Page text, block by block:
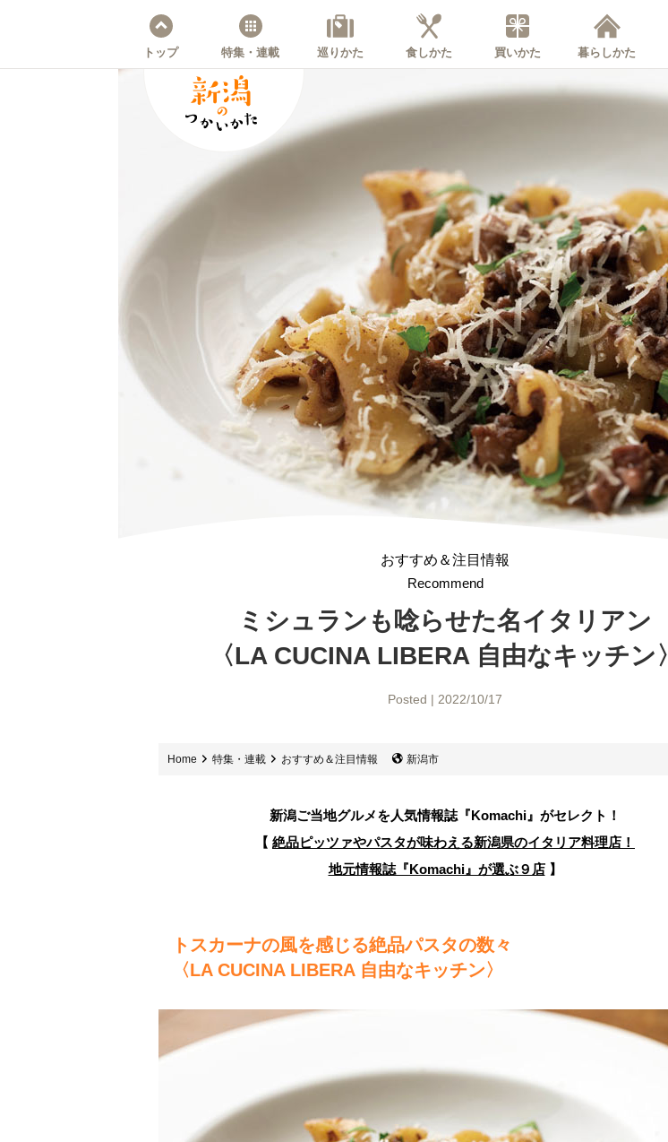
トップ 特集・連載 巡りかた 食しかた 買いかた 暮らしかた
おすすめ＆注目情報
Recommend
ミシュランも唸らせた名イタリアン
〈LA CUCINA LIBERA 自由なキッチン〉
Posted | 2022/10/17
Home 特集・連載 おすすめ＆注目情報 新潟市
新潟ご当地グルメを人気情報誌 『Komachi』がセレクト！
【 絶品ピッツァやパスタが味わえる新潟県のイタリア料理店！
地元情報誌『Komachi』が選ぶ９店】
トスカーナの風を感じる絶品パスタの数々
〈LA CUCINA LIBERA 自由なキッチン〉